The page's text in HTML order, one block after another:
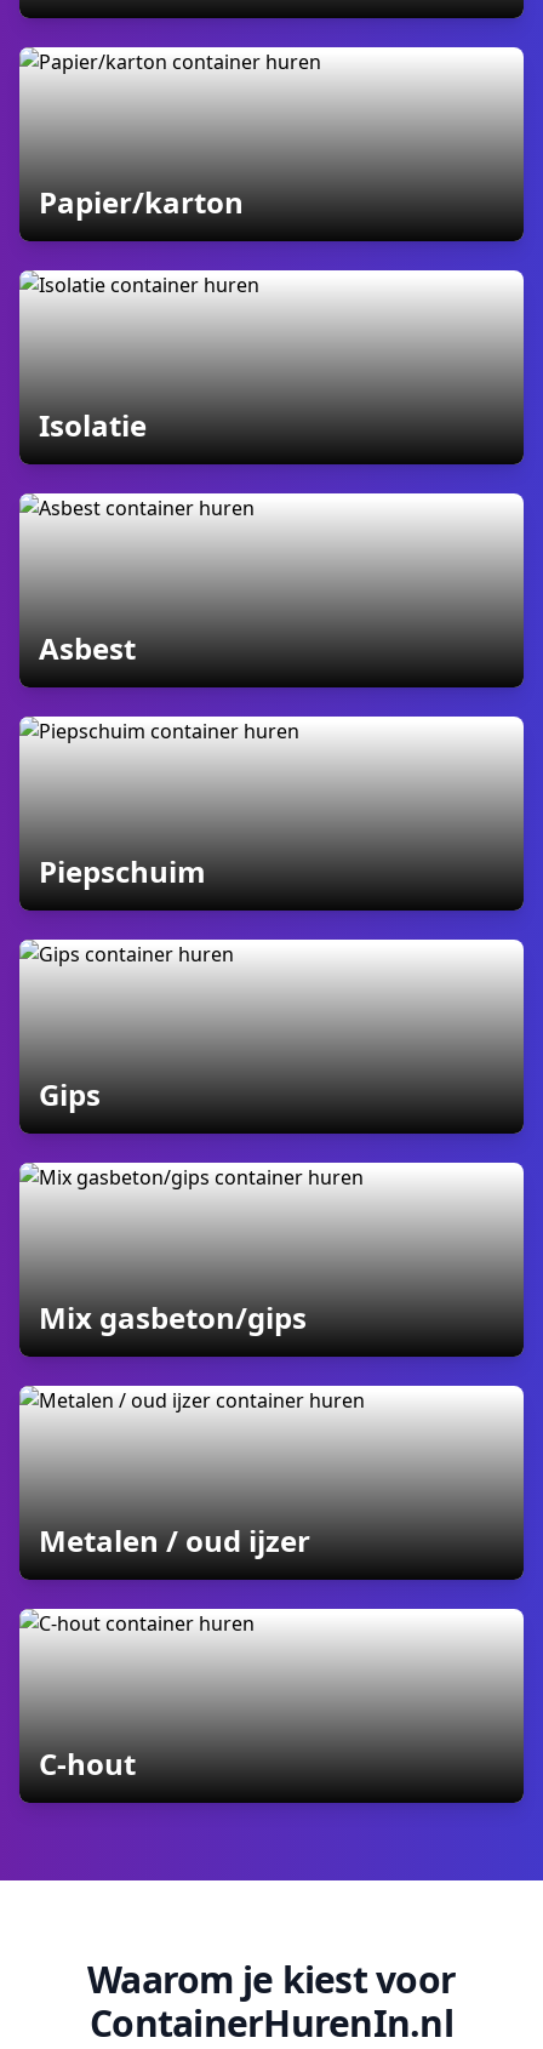
Papier/kartoncontainers
Isolatiecontainers
Asbestcontainers
Piepschuimcontainers
Gipscontainers
Mix gasbeton/gipscontainers
Metalen / oud ijzercontainers
C-houtcontainers
Waarom je kiest voor
ContainerHurenIn.nl